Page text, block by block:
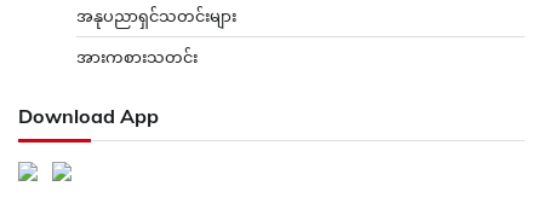
အနုပညာရှင်သတင်းများ
အားကစားသတင်း
Download App